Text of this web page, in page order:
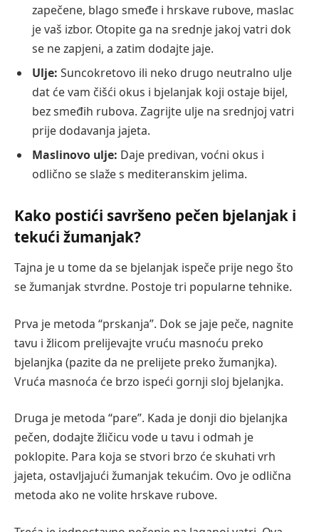
zapečene, blago smeđe i hrskave rubove, maslac
je vaš izbor. Otopite ga na srednje jakoj vatri dok
se ne zapjeni, a zatim dodajte jaje.
Ulje: Suncokretovo ili neko drugo neutralno ulje
dat će vam čišći okus i bjelanjak koji ostaje bijel,
bez smeđih rubova. Zagrijte ulje na srednjoj vatri
prije dodavanja jajeta.
Maslinovo ulje: Daje predivan, voćni okus i
odlično se slaže s mediteranskim jelima.
Kako postići savršeno pečen bjelanjak i
tekući žumanjak?
Tajna je u tome da se bjelanjak ispeče prije nego što
se žumanjak stvrdne. Postoje tri popularne tehnike.
Prva je metoda “prskanja”. Dok se jaje peče, nagnite
tavu i žlicom prelijevajte vruću masnoću preko
bjelanjka (pazite da ne prelijete preko žumanjka).
Vruća masnoća će brzo ispeći gornji sloj bjelanjka.
Druga je metoda “pare”. Kada je donji dio bjelanjka
pečen, dodajte žličicu vode u tavu i odmah je
poklopite. Para koja se stvori brzo će skuhati vrh
jajeta, ostavljajući žumanjak tekućim. Ovo je odlična
metoda ako ne volite hrskave rubove.